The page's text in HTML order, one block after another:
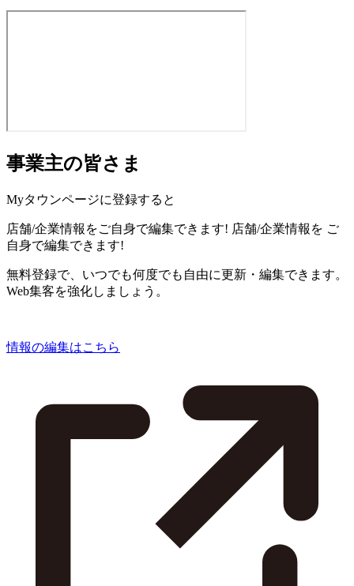
事業主の皆さま
Myタウンページに登録すると
店舗/企業情報をご自身で編集できます! 店舗/企業情報を ご
自身で編集できます!
無料登録で、いつでも何度でも自由に更新・編集できます。
Web集客を強化しましょう。
情報の編集はこちら